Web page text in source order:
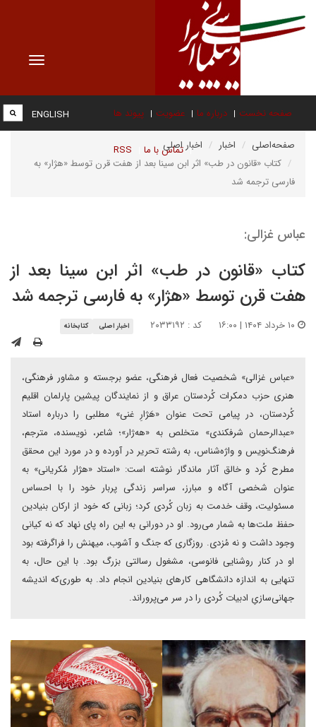
Toggle
صفحه نخست درباره ما عضویت پیوند ها
تماس با ما RSS
ENGLISH
صفحه‌اصلی اخبار
اخبار اصلی
کتاب «قانون در طب» اثر ابن‌ سینا بعد از هفت قرن توسط «هژار» به
فارسی ترجمه شد
عباس غزالی:
کتاب «قانون در طب» اثر ابن‌ سینا بعد از
هفت قرن توسط «هژار» به فارسی ترجمه شد
کد : ۲۰۳۳۱۹۲ اخبار اصلی کتابخانه
«عباس غزالی» شخصیت فعال فرهنگی، عضو برجسته و مشاور فرهنگی،
هنری حزب دمکرات کُردستان عراق و از نمایندگان پیشین پارلمان اقلیم
کُردستان، در پیامی تحت عنوان «هَژارِ غنی» مطلبی را درباره استاد
«عبدالرحمان شرفکندی» متخلص به «هه‌ژار»؛ شاعر، نویسنده، مترجم،
فرهنگ‌نویس و واژه‌شناس، به رشته تحریر در آورده و در مورد این محقق
مطرح کُرد و خالق آثار ماندگار نوشته است: «استاد «هژار مُکریانی» به
عنوان شخصی آگاه و مبارز، سراسر زندگی پربار خود را با احساس
مسئولیت، وقف خدمت به زبان کُردی کرد؛ زبانی که خود از ارکان بنیادین
حفظ ملت‌ها به‌ شمار می‌رود. او در دورانی به این راه پای نهاد که نه کیانی
وجود داشت و نه مُزدی. روزگاری که جنگ و آشوب، میهنش را فراگرفته بود
او در کنار روشنایی فانوسی، مشغول رسالتی بزرگ بود. با این حال، به‌
تنهایی به اندازه دانشگاهی کارهای بنیادین انجام داد. به طوری‌که اندیشه‌
جهانی‌سازیِ ادبیات کُردی را در سر می‌پروراند.